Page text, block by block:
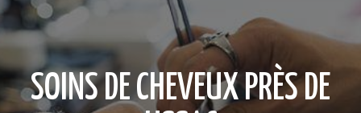
SOINS DE CHEVEUX PRÈS DE